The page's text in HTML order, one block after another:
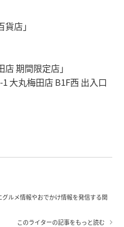
店」
期間限定店」
大丸梅田店 B1F西 出入口
ルメ情報やおでかけ情報を発信する関
このライターの記事をもっと読む